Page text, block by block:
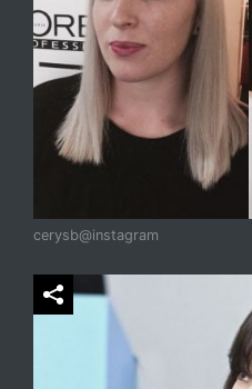
cerysb@instagram